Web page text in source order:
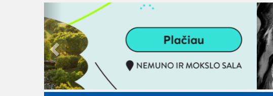
Previous